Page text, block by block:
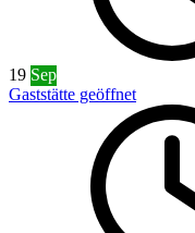
19 Sep
Gaststätte geöffnet